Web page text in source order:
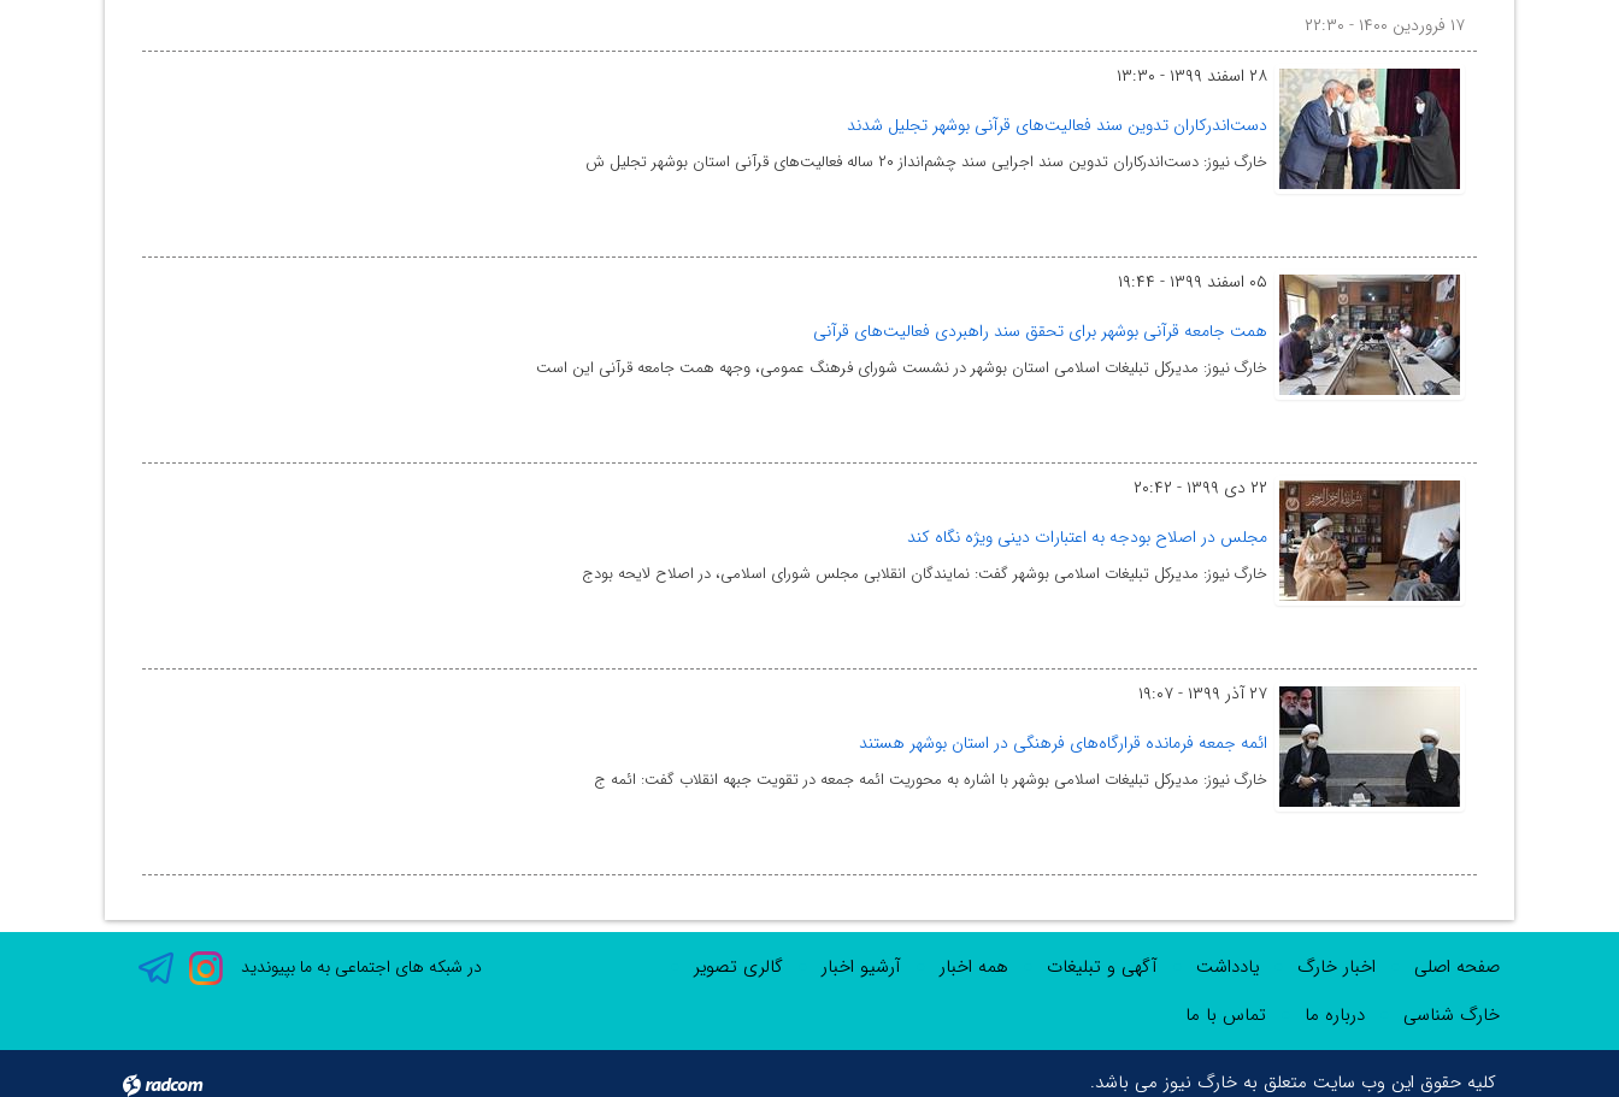
۱۷ فروردین ۱۴۰۰ - ۲۲:۳۰
۲۸ اسفند ۱۳۹۹ - ۱۳:۳۰
دست‌اندرکاران تدوین سند فعالیت‌های قرآنی بوشهر تجلیل شدند
خارگ نیوز: دست‌اندرکاران تدوین سند اجرایی سند چشم‌انداز ۲۰ ساله فعالیت‌های قرآنی استان بوشهر تجلیل ش
۰۵ اسفند ۱۳۹۹ - ۱۹:۴۴
همت جامعه قرآنی بوشهر برای تحقق سند راهبردی فعالیت‌های قرآنی
خارگ نیوز: مدیرکل تبلیغات اسلامی استان بوشهر در نشست شورای فرهنگ عمومی، وجهه همت جامعه قرآنی این است
۲۲ دی ۱۳۹۹ - ۲۰:۴۲
مجلس در اصلاح بودجه به اعتبارات دینی ویژه نگاه کند
خارگ نیوز: مدیرکل تبلیغات اسلامی بوشهر گفت: نمایندگان انقلابی مجلس شورای اسلامی، در اصلاح لایحه بودج
۲۷ آذر ۱۳۹۹ - ۱۹:۰۷
ائمه جمعه فرمانده قرارگاه‌های فرهنگی در استان بوشهر هستند
خارگ نیوز: مدیرکل تبلیغات اسلامی بوشهر با اشاره به محوریت ائمه جمعه در تقویت جبهه انقلاب گفت: ائمه ج
صفحه اصلی اخبار خارگ یادداشت آگهی و تبلیغات همه اخبار آرشیو اخبار
گالری تصویر
خارگ شناسی
درباره ما تماس با ما
در شبکه های اجتماعی به ما بپیوندید
کلیه حقوق این وب سایت متعلق به خارگ نیوز می باشد. radcom